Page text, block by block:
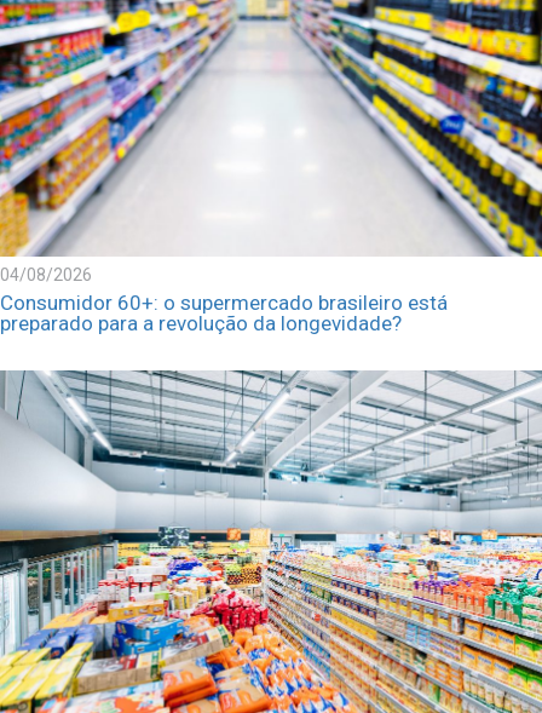
04/08/2026
Consumidor 60+: o supermercado brasileiro está
preparado para a revolução da longevidade?